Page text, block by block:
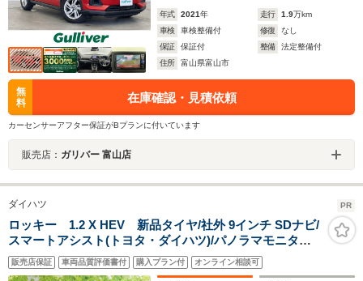
年式 2021年 走行 1.9万km
車検
車検整備付 修復
なし
保証
保証付 整備
法定整備付
住所
富山県富山市
無
料
在庫確認・見積依頼
カーセンサーアフター保証がBプランに付いています
販売店： ガリバー 富山店
ダイハツ PR
ロッキー 1.2 X HEV 新品タイヤ/社外 9インチ SDナビ/
スマートアシスト(トヨタ・ダイハツ)/パノラマモニター/
車線逸脱防止支援システム/ドライブレコーダー 社外/ヘッ
ドランプ LED
販売店保証 車両品質評価書付 購入プラン付 オンライン相談可